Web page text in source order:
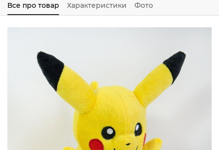
Все про товар Характеристики Фото